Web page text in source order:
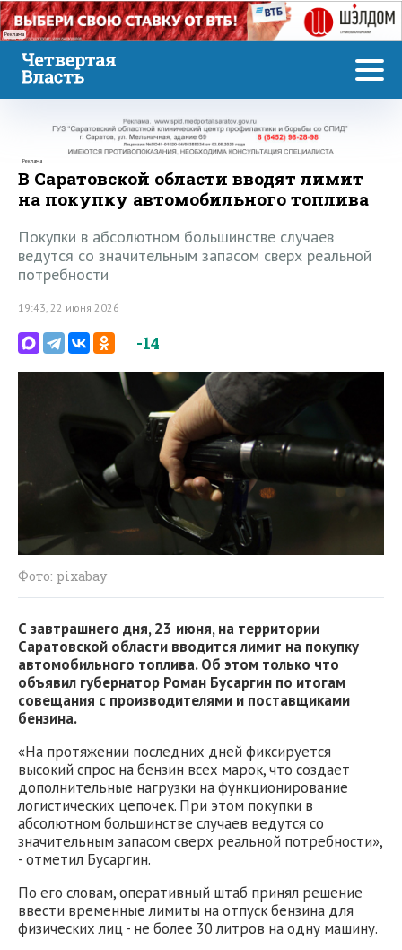
Реклама
Реклама
В Саратовской области вводят лимит
на покупку автомобильного топлива
Покупки в абсолютном большинстве случаев
ведутся со значительным запасом сверх реальной
потребности
19:43, 22 июня 2026
-14
Фото: pixabay
С завтрашнего дня, 23 июня, на территории
Саратовской области вводится лимит на покупку
автомобильного топлива. Об этом только что
объявил губернатор Роман Бусаргин по итогам
совещания с производителями и поставщиками
бензина.
«На протяжении последних дней фиксируется
высокий спрос на бензин всех марок, что создает
дополнительные нагрузки на функционирование
логистических цепочек. При этом покупки в
абсолютном большинстве случаев ведутся со
значительным запасом сверх реальной потребности»,
- отметил Бусаргин.
По его словам, оперативный штаб принял решение
ввести временные лимиты на отпуск бензина для
физических лиц - не более 30 литров на одну машину.